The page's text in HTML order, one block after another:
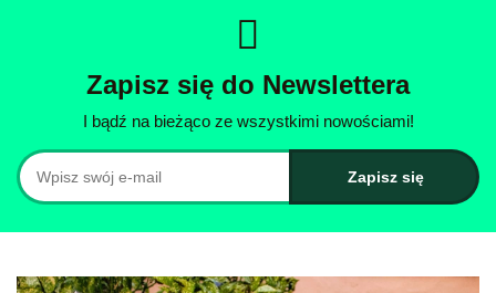
Zapisz się do Newslettera
I bądź na bieżąco ze wszystkimi nowościami!